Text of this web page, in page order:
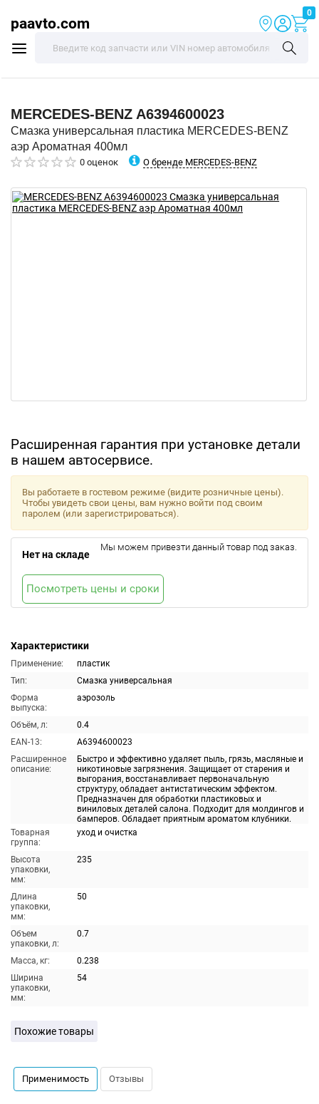
paavto.com
0
MERCEDES-BENZ A6394600023
Смазка универсальная пластика MERCEDES-BENZ
аэр Ароматная 400мл
0 оценок О бренде MERCEDES-BENZ
Расширенная гарантия при установке детали
в нашем автосервисе.
Характеристики
Применение:
пластик
Тип:
Смазка универсальная
Форма
выпуска:
аэрозоль
Объём, л:
0.4
EAN-13:
A6394600023
Расширенное
описание:
Быстро и эффективно удаляет пыль, грязь, масляные и
никотиновые загрязнения. Защищает от старения и
выгорания, восстанавливает первоначальную
структуру, обладает антистатическим эффектом.
Предназначен для обработки пластиковых и
виниловых деталей салона. Подходит для молдингов и
бамперов. Обладает приятным ароматом клубники.
Товарная
группа:
уход и очистка
Высота
упаковки,
мм:
235
Длина
упаковки,
мм:
50
Объем
упаковки, л:
0.7
Масса, кг:
0.238
Ширина
упаковки,
мм:
54
Вы работаете в гостевом режиме (видите розничные цены).
Чтобы увидеть свои цены, вам нужно войти под своим
паролем (или зарегистрироваться).
Нет на складе
Мы можем привезти данный товар под заказ.
Посмотреть цены и сроки
Похожие товары
Применимость Отзывы